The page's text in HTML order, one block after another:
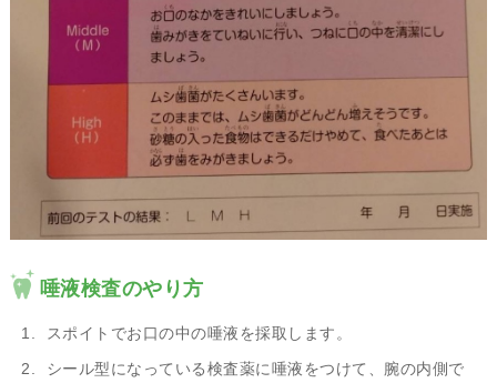
唾液検査のやり方
スポイトでお口の中の唾液を採取します。
シール型になっている検査薬に唾液をつけて、腕の内側で